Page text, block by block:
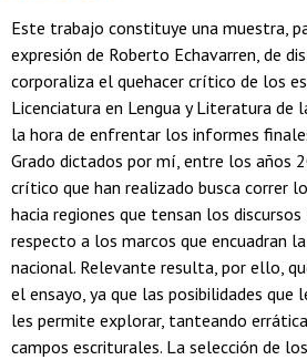
Este trabajo constituye una muestra,
expresión de Roberto Echavarren, de
corporaliza el quehacer crítico de los
Licenciatura en Lengua y Literatura de
la hora de enfrentar los informes
Grado dictados por mí, entre los años
crítico que han realizado busca correr
hacia regiones que tensan los
respecto a los marcos que encuadran
nacional. Relevante resulta, por ello,
el ensayo, ya que las posibilidades que
les permite explorar, tanteando
campos escriturales. La selección de